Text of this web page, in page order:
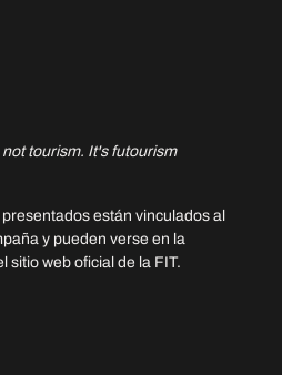
tourism. It's futourism
están vinculados al
y pueden verse en la
sitio web oficial de la FIT.